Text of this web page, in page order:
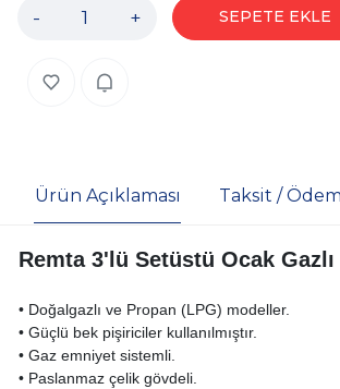
- + SEPETE EKLE
Ürün Açıklaması Taksit /
Remta 3'lü Setüstü Ocak Gazlı
• Doğalgazlı ve Propan (LPG) modeller.
• Güçlü bek pişiriciler kullanılmıştır.
• Gaz emniyet sistemli.
• Paslanmaz çelik gövdeli.